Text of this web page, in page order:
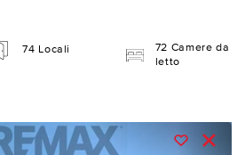
74 Locali
72 Camere da
letto